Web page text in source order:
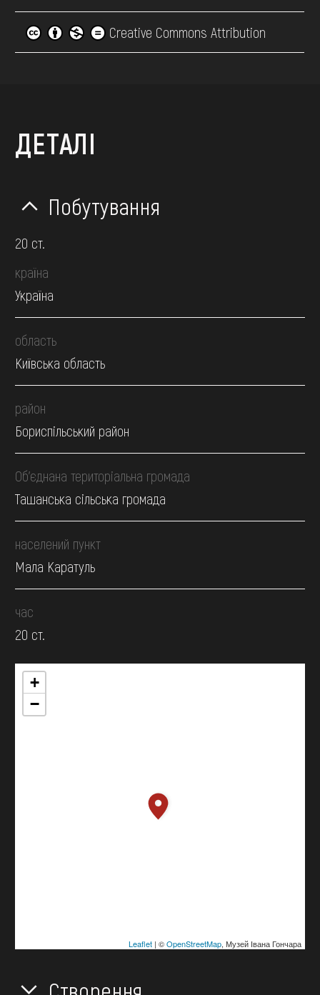
Creative Commons Attribution
ДЕТАЛІ
Побутування
20 ст.
країна
Україна
область
Київська область
район
Бориспільський район
Об’єднана територіальна громада
Ташанська сільська громада
населений пункт
Мала Каратуль
час
20 ст.
+
−
Leaflet| ©OpenStreetMap, Музей Івана Гончара